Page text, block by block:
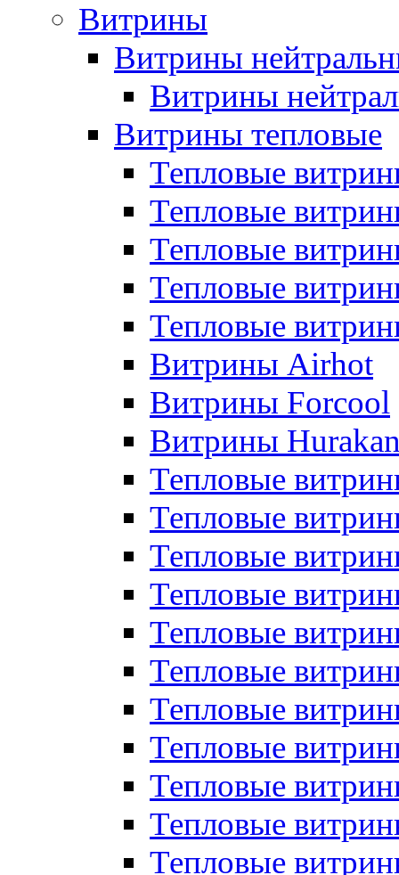
Витрины
Витрины
Витрины
Витрины тепловые
Тепловые
Тепловые
Тепловые
Тепловые
Тепловые
Витрины Airhot
Витрины Forcool
Витрины
Тепловые
Тепловые
Тепловые
Тепловые
Тепловые
Тепловые
Тепловые
Тепловые
Тепловые
Тепловые
Тепловые